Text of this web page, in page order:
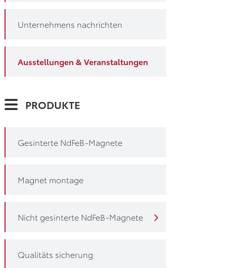
Unternehmens nachrichten
Ausstellungen & Veranstaltungen
PRODUKTE
Gesinterte NdFeB-Magnete
Magnet montage
Nicht gesinterte NdFeB-Magnete
Qualitäts sicherung